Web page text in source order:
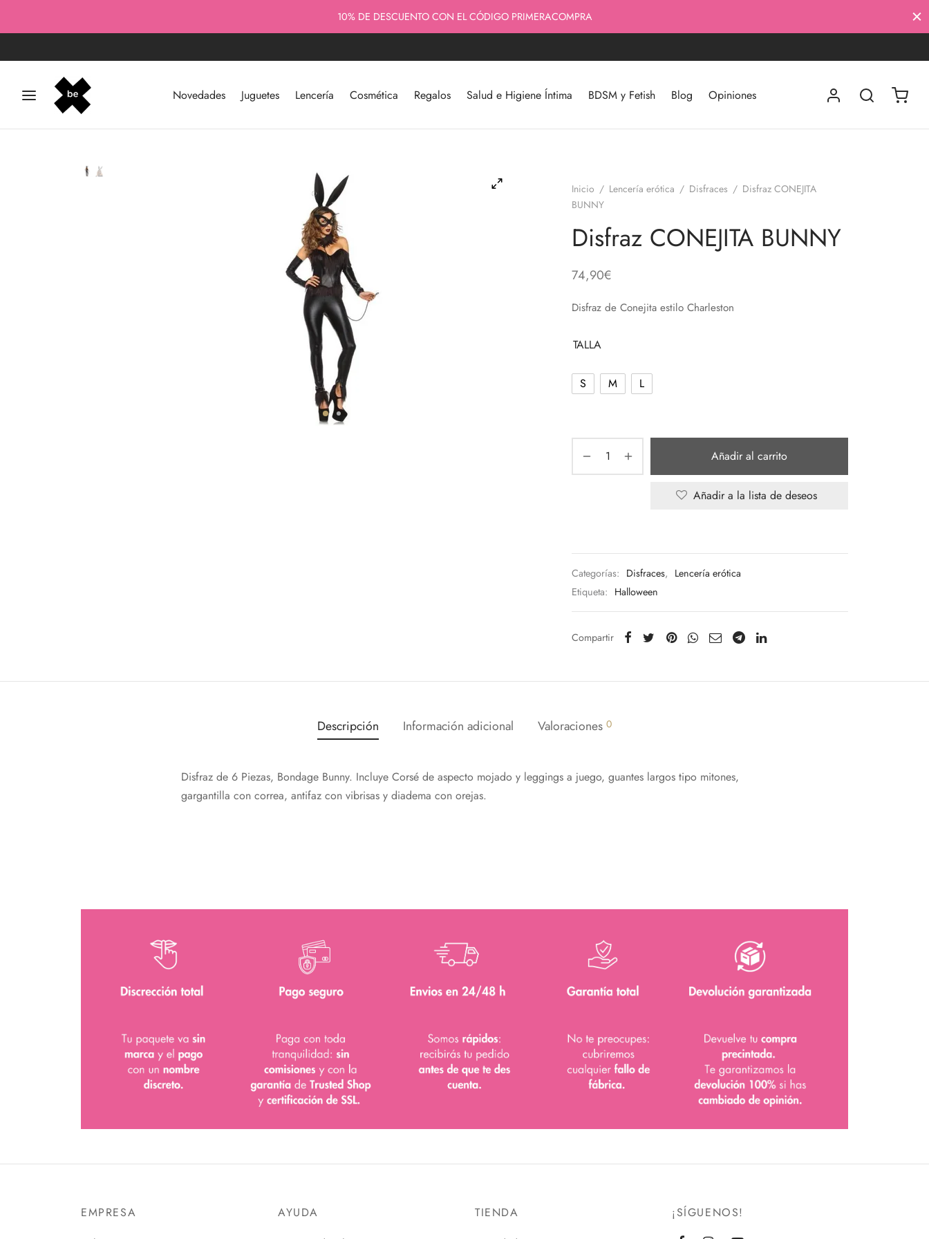
Acepto política de privacidad
ENVÍOS RÁPIDOS - 100% DISCRETOS - CALIDAD Y ASESORAMIENTO
10% DE DESCUENTO CON EL CÓDIGO PRIMERACOMPRA
Novedades Juguetes Lencería Cosmética Regalos Salud e Higiene Íntima BDSM y Fetish Blog Opiniones
Inicio / Lencería erótica / Disfraces / Disfraz CONEJITA
BUNNY
Disfraz CONEJITA BUNNY
74,90€
Disfraz de Conejita estilo Charleston
TALLA
S M L
Añadir al carrito
Añadir a la lista de deseos
Categorías: Disfraces, Lencería erótica
Etiqueta: Halloween
Compartir
Descripción Información adicional Valoraciones 0
Disfraz de 6 Piezas, Bondage Bunny. Incluye Corsé de aspecto mojado y leggings a juego, guantes largos tipo mitones,
gargantilla con correa, antifaz con vibrisas y diadema con orejas.
EMPRESA
AYUDA
TIENDA
¡SÍGUENOS!